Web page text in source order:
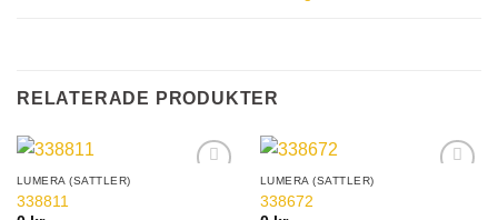
RELATERADE PRODUKTER
LUMERA (SATTLER)
338811
LUMERA (SATTLER)
338672